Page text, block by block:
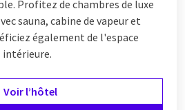
Profitez de chambres de luxe
sauna, cabine de vapeur et
également de l'espace
intérieure.
Voir l’hôtel